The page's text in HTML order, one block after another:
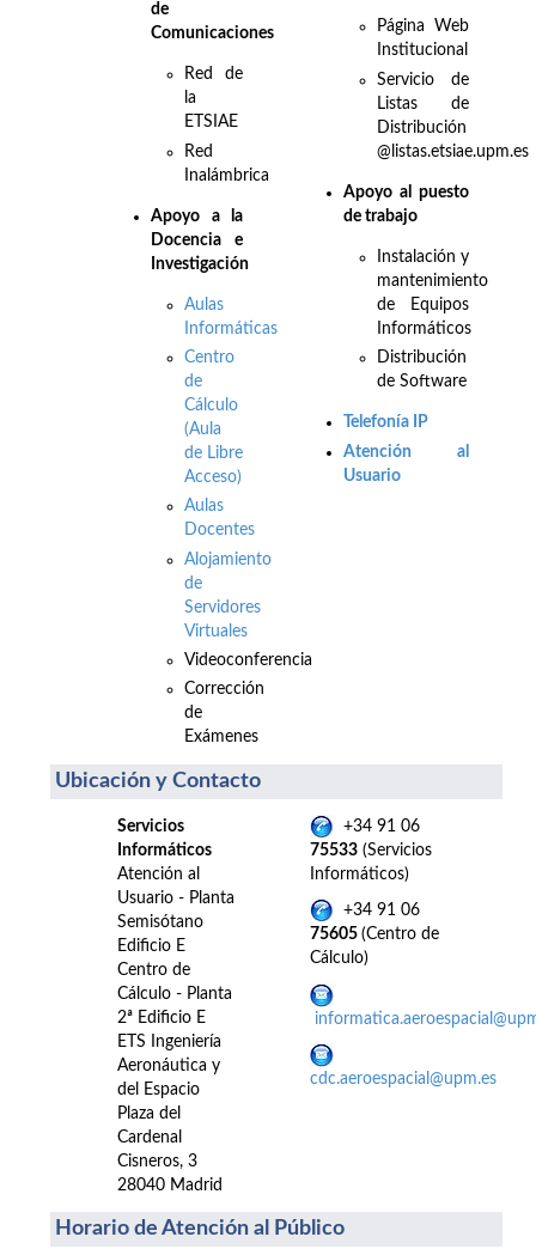
de
Comunicaciones
Red de
la
ETSIAE
Red
Inalámbrica
Apoyo a la
Docencia e
Investigación
Aulas
Informáticas
Centro
de
Cálculo
(Aula
de Libre
Acceso)
Aulas
Docentes
Alojamiento
de
Servidores
Virtuales
Videoconferencia
Corrección
de
Exámenes
Página Web
Institucional
Servicio de
Listas de
Distribución
@listas.etsiae.upm.es
Apoyo al puesto
de trabajo
Instalación y
mantenimiento
de Equipos
Informáticos
Distribución
de Software
Telefonía IP
Atención al
Usuario
Ubicación y Contacto
Servicios
Informáticos
Atención al
Usuario - Planta
Semisótano
Edificio E
Centro de
Cálculo - Planta
2ª Edificio E
ETS Ingeniería
Aeronáutica y
del Espacio
Plaza del
Cardenal
Cisneros, 3
28040 Madrid
+34 91 06
75533 (Servicios
Informáticos)
+34 91 06
75605 (Centro de
Cálculo)
cdc.aeroespacial@upm.es
Horario de Atención al Público